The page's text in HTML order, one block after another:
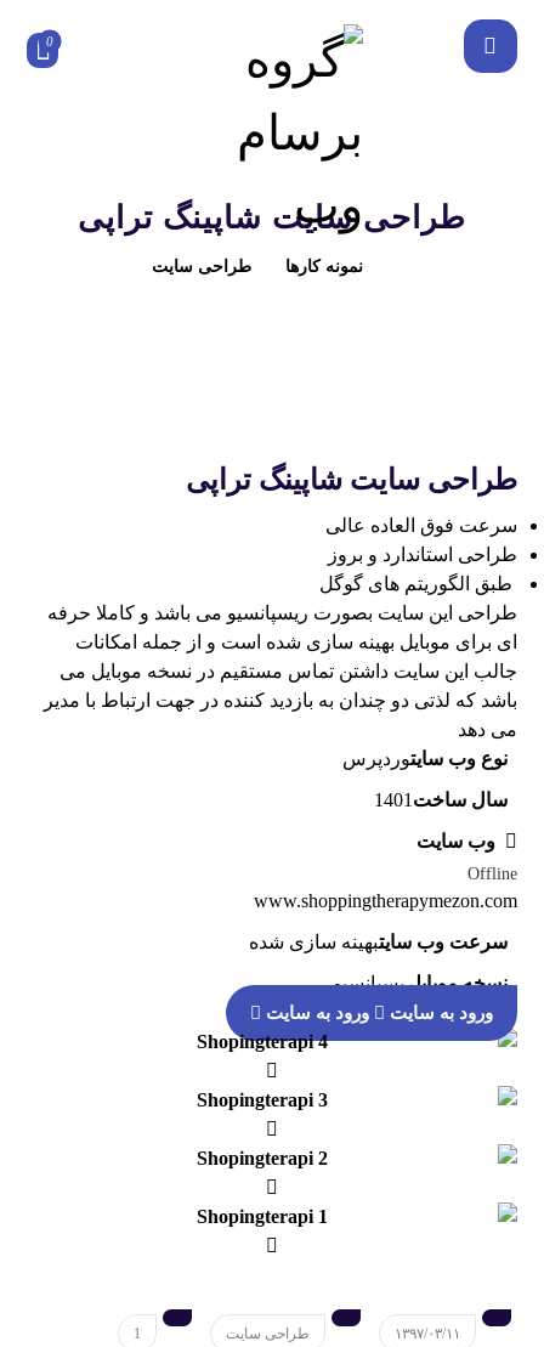
طراحی سایت شاپینگ تراپی
نمونه کارها طراحی سایت
طراحی سایت شاپینگ تراپی
سرعت فوق العاده عالی
طراحی استاندارد و بروز
طبق الگوریتم های گوگل
طراحی این سایت بصورت ریسپانسیو می باشد و کاملا حرفه
ای برای موبایل بهینه سازی شده است و از جمله امکانات
جالب این سایت داشتن تماس مستقیم در نسخه موبایل می
باشد که لذتی دو چندان به بازدید کننده در جهت ارتباط با مدیر
می دهد
نوع وب سایتوردپرس
سال ساخت 1401
وب سایت
Offline
www.shoppingtherapymezon.com
سرعت وب سایتبهینه سازی شده
نسخه موبایلریسپانسیو
ورود به سایت ورود به سایت
۱۳۹۷/۰۳/۱۱ طراحی سایت 1